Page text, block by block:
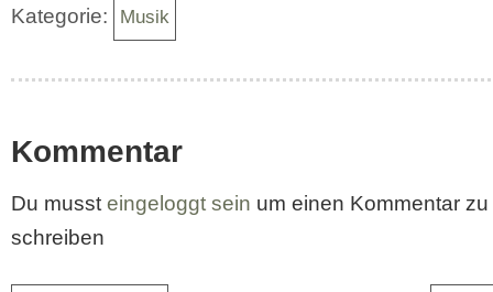
Kategorie: Musik
Kommentar
Du musst eingeloggt sein um einen Kommentar zu
schreiben